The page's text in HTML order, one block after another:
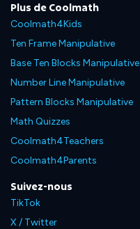
Plus de Coolmath
Coolmath4Kids
Ten Frame Manipulative
Base Ten Blocks Manipulative
Number Line Manipulative
Pattern Blocks Manipulative
Math Quizzes
Coolmath4Teachers
Coolmath4Parents
Suivez-nous
TikTok
X / Twitter